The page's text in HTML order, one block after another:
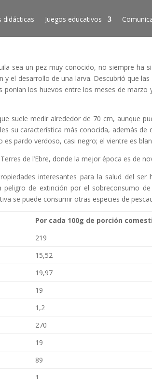
didácticas Juegos educativos
sea un pez muy conocido, no siempre ha
el desarrollo de una larva. Descubrió que
ponían los huevos entre los meses de
suele medir alrededor de 70 cm, aunque
su característica más conocida, además
pardo verdoso, casi negro; el vientre es
de l’Ebre, donde la mejor época es de
interesantes para la salud del
peligro de extinción por el sobreconsumo
se puede consumir otras especies de
Por cada 100g de porción
219
15,52
19,97
19
1,2
270
19
89